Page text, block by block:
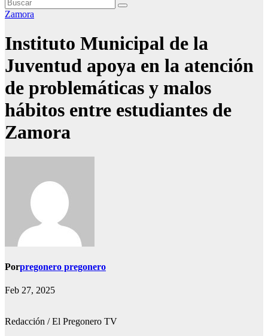
Zamora
Instituto Municipal de la
Juventud apoya en la atención
de problemáticas y malos
hábitos entre estudiantes de
Zamora
Porpregonero pregonero
Feb 27, 2025
Redacción / El Pregonero TV